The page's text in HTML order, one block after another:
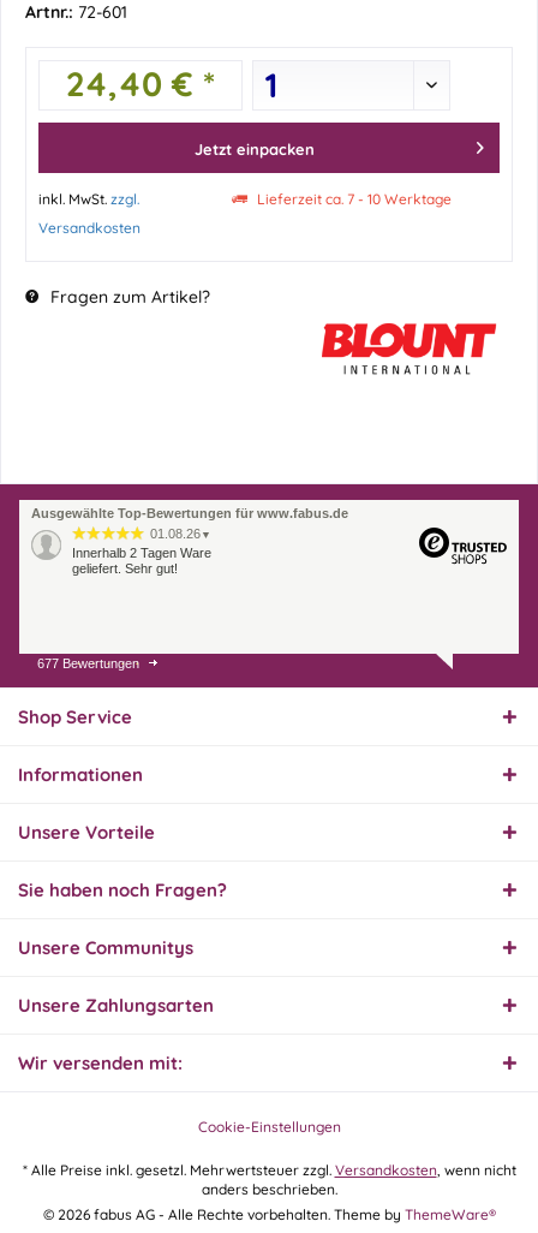
Artnr.: 72-601
24,40 € *
Jetzt einpacken
inkl. MwSt. zzgl.
Versandkosten
Lieferzeit ca. 7 - 10 Werktage
Fragen zum Artikel?
Ausgewählte Top-Bewertungen für www.fabus.de
01.08.26 ▼
Innerhalb 2 Tagen Ware
geliefert. Sehr gut!
31.07.26
Super schnelle Lieferung,
hervorragend. Gerne
30.07.26
28.07.26▼
677 Bewertungen
Shop Service
Informationen
Unsere Vorteile
Sie haben noch Fragen?
Unsere Communitys
Unsere Zahlungsarten
Wir versenden mit:
Cookie-Einstellungen
* Alle Preise inkl. gesetzl. Mehrwertsteuer zzgl. Versandkosten, wenn nicht
anders beschrieben.
© 2026 fabus AG - Alle Rechte vorbehalten. Theme by ThemeWare®